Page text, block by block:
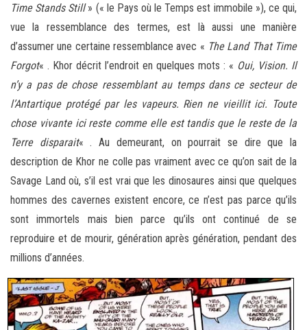
Time Stands Still» (« le Pays où le Temps est immobile »), ce qui,
vue la ressemblance des termes, est là aussi une manière
d’assumer une certaine ressemblance avec « The Land That Time
Forgot« . Khor décrit l’endroit en quelques mots : « Oui, Vision. Il
n’y a pas de chose ressemblant au temps dans ce secteur de
l’Antartique protégé par les vapeurs. Rien ne vieillit ici. Toute
chose vivante ici reste comme elle est tandis que le reste de la
Terre disparait« . Au demeurant, on pourrait se dire que la
description de Khor ne colle pas vraiment avec ce qu’on sait de la
Savage Land où, s’il est vrai que les dinosaures ainsi que quelques
hommes des cavernes existent encore, ce n’est pas parce qu’ils
sont immortels mais bien parce qu’ils ont continué de se
reproduire et de mourir, génération après génération, pendant des
millions d’années.